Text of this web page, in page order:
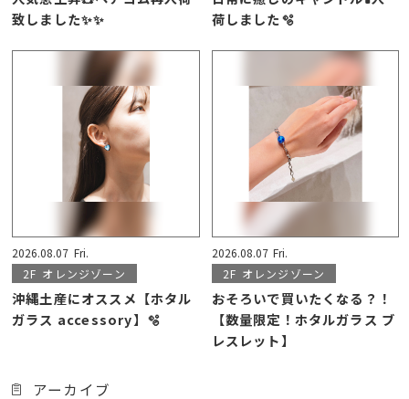
致しました✨✨
荷しました🫧
2026.08.07 Fri.
2F オレンジゾーン
沖縄土産にオススメ【ホタル
ガラス accessory】🫧
2026.08.07 Fri.
2F オレンジゾーン
おそろいで買いたくなる？！
【数量限定！ホタルガラス ブ
レスレット】
アーカイブ